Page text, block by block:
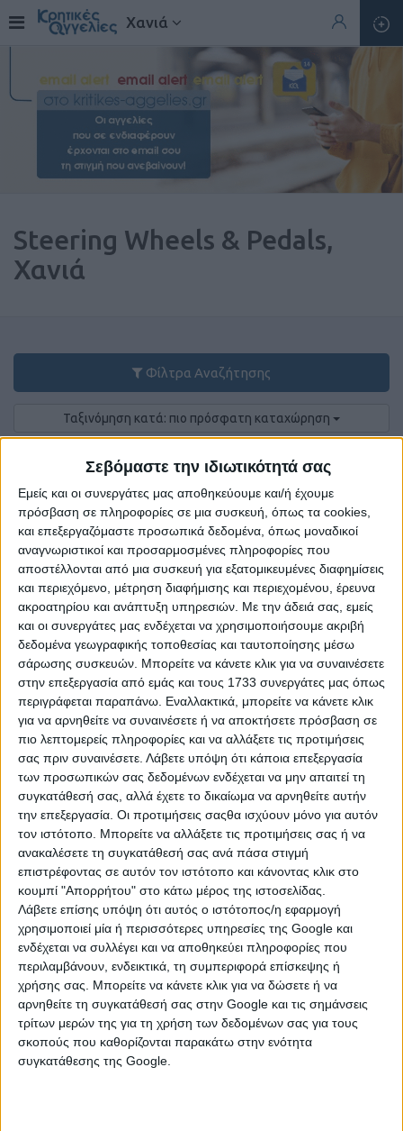
Σεβόμαστε την ιδιωτικότητά σας
Εμείς και οι συνεργάτες μας αποθηκεύουμε και/ή έχουμε
πρόσβαση σε πληροφορίες σε μια συσκευή, όπως τα cookies,
και επεξεργαζόμαστε προσωπικά δεδομένα, όπως μοναδικοί
αναγνωριστικοί και προσαρμοσμένες πληροφορίες που
αποστέλλονται από μια συσκευή για εξατομικευμένες διαφημίσεις
και περιεχόμενο, μέτρηση διαφήμισης και περιεχομένου, έρευνα
ακροατηρίου και ανάπτυξη υπηρεσιών. Με την άδειά σας, εμείς
και οι συνεργάτες μας ενδέχεται να χρησιμοποιήσουμε ακριβή
δεδομένα γεωγραφικής τοποθεσίας και ταυτοποίησης μέσω
σάρωσης συσκευών. Μπορείτε να κάνετε κλικ για να συναινέσετε
στην επεξεργασία από εμάς και τους 1733 συνεργάτες μας όπως
περιγράφεται παραπάνω. Εναλλακτικά, μπορείτε να κάνετε κλικ
για να αρνηθείτε να συναινέσετε ή να αποκτήσετε πρόσβαση σε
πιο λεπτομερείς πληροφορίες και να αλλάξετε τις προτιμήσεις
σας πριν συναινέσετε. Λάβετε υπόψη ότι κάποια επεξεργασία
των προσωπικών σας δεδομένων ενδέχεται να μην απαιτεί τη
συγκατάθεσή σας, αλλά έχετε το δικαίωμα να αρνηθείτε αυτήν
την επεξεργασία. Οι προτιμήσεις σαςθα ισχύουν μόνο για αυτόν
τον ιστότοπο. Μπορείτε να αλλάξετε τις προτιμήσεις σας ή να
ανακαλέσετε τη συγκατάθεσή σας ανά πάσα στιγμή
επιστρέφοντας σε αυτόν τον ιστότοπο και κάνοντας κλικ στο
κουμπί "Απορρήτου" στο κάτω μέρος της ιστοσελίδας.
Λάβετε επίσης υπόψη ότι αυτός ο ιστότοπος/η εφαρμογή
χρησιμοποιεί μία ή περισσότερες υπηρεσίες της Google και
ενδέχεται να συλλέγει και να αποθηκεύει πληροφορίες που
περιλαμβάνουν, ενδεικτικά, τη συμπεριφορά επίσκεψης ή
χρήσης σας. Μπορείτε να κάνετε κλικ για να δώσετε ή να
αρνηθείτε τη συγκατάθεσή σας στην Google και τις σημάνσεις
τρίτων μερών της για τη χρήση των δεδομένων σας για τους
σκοπούς που καθορίζονται παρακάτω στην ενότητα
συγκατάθεσης της Google.
Χανιά
Steering Wheels & Pedals,
Χανιά
Φίλτρα Αναζήτησης
Ταξινόμηση κατά: πιο πρόσφατη καταχώρηση
50 ανά σελίδα
Δε βρέθηκαν αγγελίες σύμφωνα με τα
κριτήρια αναζήτησής σας.
Δοκιμάστε να καθαρίσετε όλα τα υπάρχοντα φίλτρα
αναζήτησης.
ΚΑΤΗΓΟΡΙΕΣ